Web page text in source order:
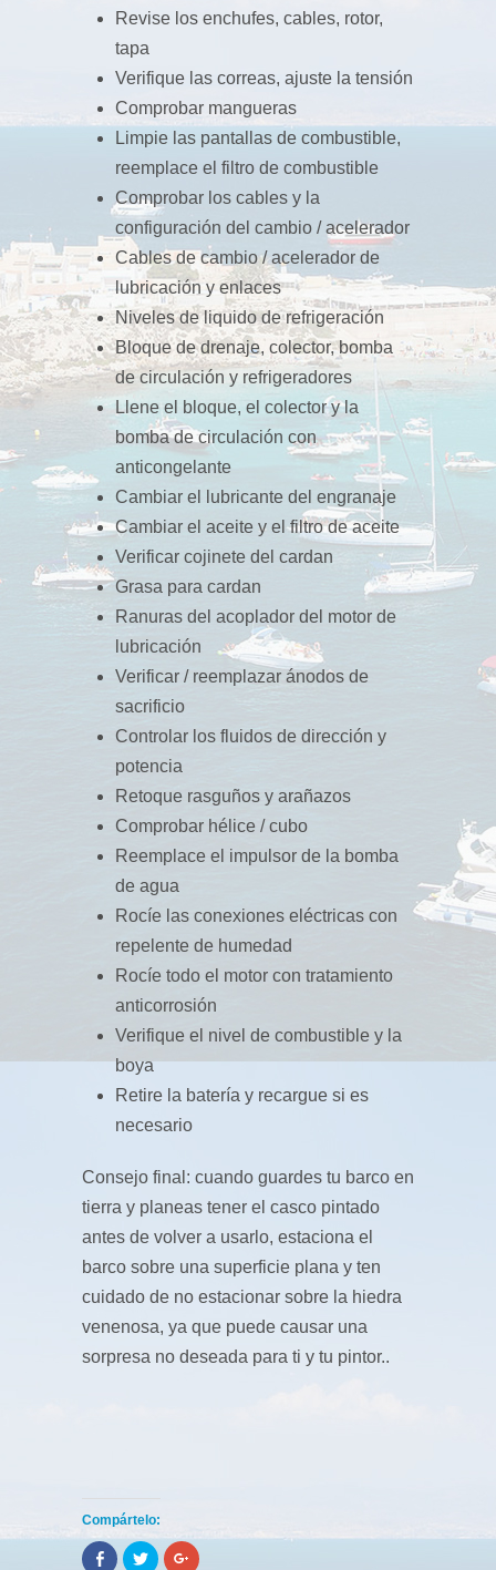
Revise los enchufes, cables, rotor,
tapa
Verifique las correas, ajuste la tensión
Comprobar mangueras
Limpie las pantallas de combustible,
reemplace el filtro de combustible
Comprobar los cables y la
configuración del cambio / acelerador
Cables de cambio / acelerador de
lubricación y enlaces
Niveles de liquido de refrigeración
Bloque de drenaje, colector, bomba
de circulación y refrigeradores
Llene el bloque, el colector y la
bomba de circulación con
anticongelante
Cambiar el lubricante del engranaje
Cambiar el aceite y el filtro de aceite
Verificar cojinete del cardan
Grasa para cardan
Ranuras del acoplador del motor de
lubricación
Verificar / reemplazar ánodos de
sacrificio
Controlar los fluidos de dirección y
potencia
Retoque rasguños y arañazos
Comprobar hélice / cubo
Reemplace el impulsor de la bomba
de agua
Rocíe las conexiones eléctricas con
repelente de humedad
Rocíe todo el motor con tratamiento
anticorrosión
Verifique el nivel de combustible y la
boya
Retire la batería y recargue si es
necesario
Consejo final: cuando guardes tu barco en
tierra y planeas tener el casco pintado
antes de volver a usarlo, estaciona el
barco sobre una superficie plana y ten
cuidado de no estacionar sobre la hiedra
venenosa, ya que puede causar una
sorpresa no deseada para ti y tu pintor..
Compártelo:
Click Click Click